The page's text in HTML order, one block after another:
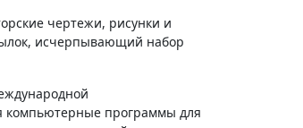
чертежи, рисунки и
исчерпывающий набор
компьютерные программы для